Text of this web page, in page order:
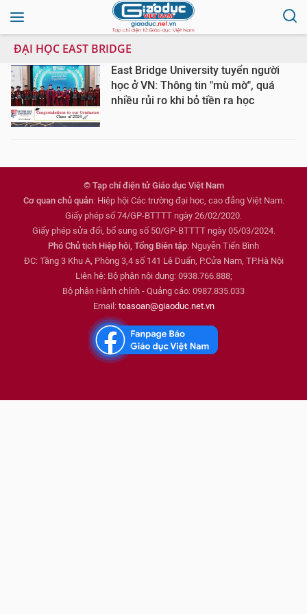
ĐẠI HỌC EAST BRIDGE
East Bridge University tuyển người
học ở VN: Thông tin "mù mờ", quá
nhiều rủi ro khi bỏ tiền ra học
© Tạp chí điện tử Giáo dục Việt Nam
Cơ quan chủ quản: Hiệp hội Các trường đại học, cao đẳng Việt Nam.
Giấy phép số 74/GP-BTTTT ngày 26/02/2020.
Giấy phép sửa đổi, bổ sung số 50/GP-BTTTT ngày 05/03/2024.
Phó Chủ tịch Hiệp hội, Tổng Biên tập: Nguyễn Tiến Bình
ĐC: Tầng 3 Khu A, Phòng 3,4 số 141 Lê Duẩn, P.Cửa Nam, TP.Hà Nội
Liên hệ: Bộ phận nội dung: 0938.766.888;
Bộ phận Hành chính - Quảng cáo: 0987.835.033
Email: toasoan@giaoduc.net.vn